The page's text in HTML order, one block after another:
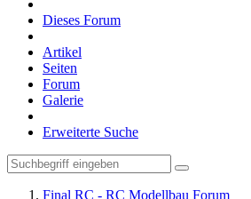
Dieses Forum
Artikel
Seiten
Forum
Galerie
Erweiterte Suche
Final RC - RC Modellbau Forum